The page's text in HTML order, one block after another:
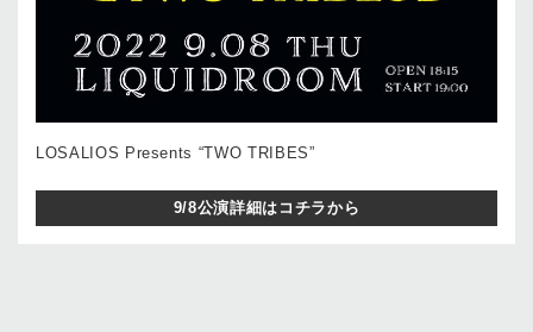
LOSALIOS Presents “TWO TRIBES”
9/8公演詳細はコチラから